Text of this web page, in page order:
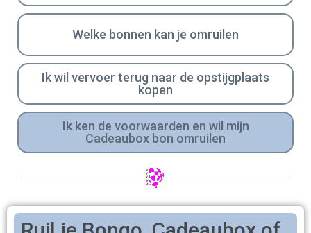
Welke bonnen kan je omruilen
Ik wil vervoer terug naar de opstijgplaats
kopen
Ik ken de voorwaarden en wil mijn
Cadeaubox bon omruilen